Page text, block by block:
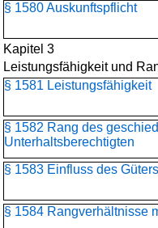
§ 1580 Auskunftspflicht
Kapitel 3
Leistungsfähigkeit und
§ 1581 Leistungsfähigkeit
§ 1582 Rang des
Unterhaltsberechtigten
§ 1583 Einfluss des
§ 1584 Rangverhältnisse